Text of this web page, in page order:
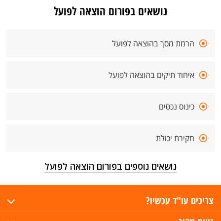
נושאים בפורום הוצאה לפועל
הרמת מסך בהוצאה לפועל
איחוד תיקים בהוצאה לפועל
כינוס נכסים
חקירת יכולת
נושאים נוספים בפורום הוצאה לפועל
צריכים עו"ד עכשיו?